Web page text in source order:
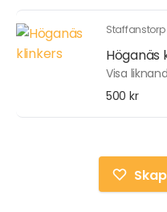
Staffanstorp
Höganäs
Visa
500 kr